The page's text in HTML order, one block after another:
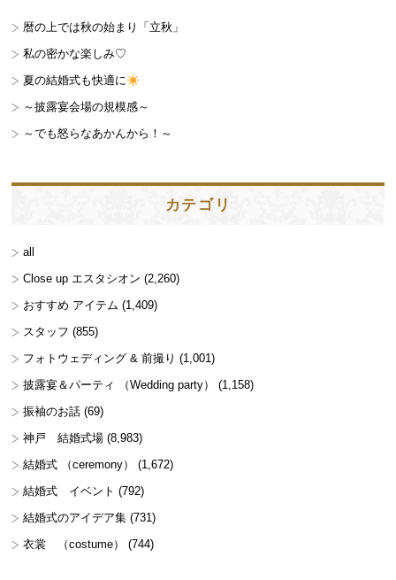
暦の上では秋の始まり「立秋」
私の密かな楽しみ♡
夏の結婚式も快適に
～披露宴会場の規模感～
～でも怒らなあかんから！～
カテゴリ
all
Close up エスタシオン (2,260)
おすすめ アイテム (1,409)
スタッフ (855)
フォトウェディング & 前撮り (1,001)
披露宴＆パーティ （Wedding party）
(1,158)
振袖のお話 (69)
神戸 結婚式場 (8,983)
結婚式 （ceremony）
(1,672)
結婚式 イベント (792)
結婚式のアイデア集 (731)
衣裳 （costume）
(744)